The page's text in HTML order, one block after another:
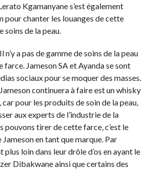
Kgamanyane s’est également
pour chanter les louanges de cette
soins de la peau.
a pas de gamme de soins de la peau
farce. Jameson SA et Ayanda se sont
sociaux pour se moquer des masses.
continuera à faire est un whisky
pour les produits de soin de la peau,
aux experts de l’industrie de la
pouvons tirer de cette farce, c’est le
Jameson en tant que marque. Par
loin dans leur drôle d’os en ayant le
Dibakwane ainsi que certains des